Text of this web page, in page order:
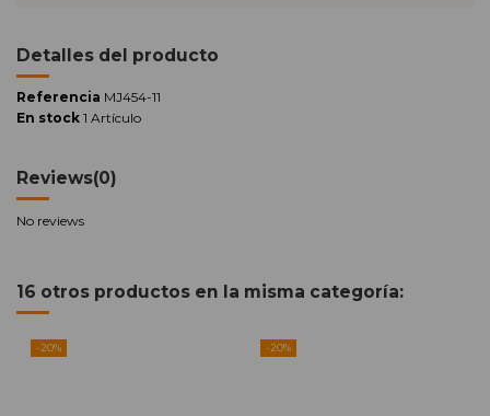
Detalles del producto
Referencia MJ454-11
En stock 1 Artículo
Reviews(0)
No reviews
16 otros productos en la misma categoría:
-20% -20%